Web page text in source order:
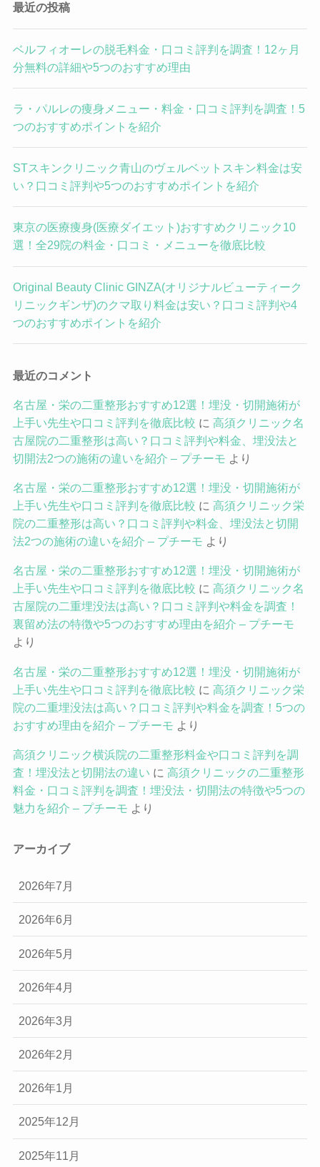
最近の投稿
ベルフィオーレの脱毛料金・口コミ評判を調査！12ヶ月
分無料の詳細や5つのおすすめ理由
ラ・パルレの痩身メニュー・料金・口コミ評判を調査！5
つのおすすめポイントを紹介
STスキンクリニック青山のヴェルベットスキン料金は安
い？口コミ評判や5つのおすすめポイントを紹介
東京の医療痩身(医療ダイエット)おすすめクリニック10
選！全29院の料金・口コミ・メニューを徹底比較
Original Beauty Clinic GINZA(オリジナルビューティーク
リニックギンザ)のクマ取り料金は安い？口コミ評判や4
つのおすすめポイントを紹介
最近のコメント
名古屋・栄の二重整形おすすめ12選！埋没・切開施術が
上手い先生や口コミ評判を徹底比較 に 高須クリニック名
古屋院の二重整形は高い？口コミ評判や料金、埋没法と
切開法2つの施術の違いを紹介 – プチーモ より
名古屋・栄の二重整形おすすめ12選！埋没・切開施術が
上手い先生や口コミ評判を徹底比較 に 高須クリニック栄
院の二重整形は高い？口コミ評判や料金、埋没法と切開
法2つの施術の違いを紹介 – プチーモ より
名古屋・栄の二重整形おすすめ12選！埋没・切開施術が
上手い先生や口コミ評判を徹底比較 に 高須クリニック名
古屋院の二重埋没法は高い？口コミ評判や料金を調査！
裏留め法の特徴や5つのおすすめ理由を紹介 – プチーモ
より
名古屋・栄の二重整形おすすめ12選！埋没・切開施術が
上手い先生や口コミ評判を徹底比較 に 高須クリニック栄
院の二重埋没法は高い？口コミ評判や料金を調査！5つの
おすすめ理由を紹介 – プチーモ より
高須クリニック横浜院の二重整形料金や口コミ評判を調
査！埋没法と切開法の違い に 高須クリニックの二重整形
料金・口コミ評判を調査！埋没法・切開法の特徴や5つの
魅力を紹介 – プチーモ より
アーカイブ
2026年7月
2026年6月
2026年5月
2026年4月
2026年3月
2026年2月
2026年1月
2025年12月
2025年11月